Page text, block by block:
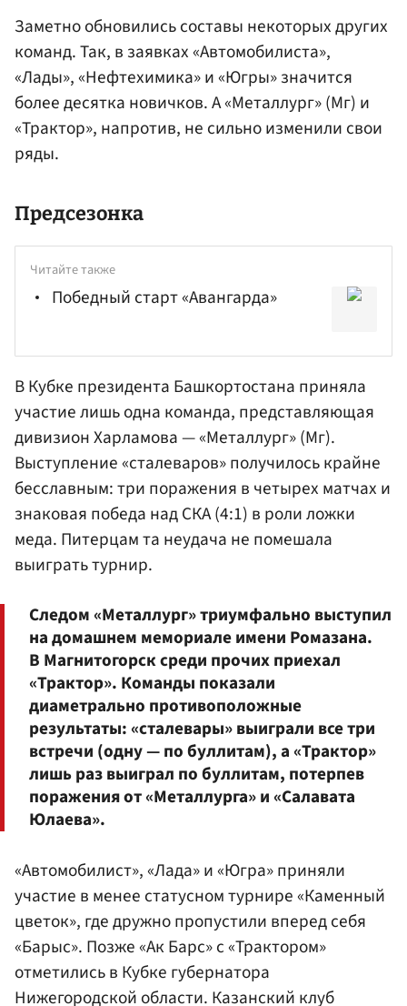
Заметно обновились составы некоторых других
команд. Так, в заявках «Автомобилиста»,
«Лады», «Нефтехимика» и «Югры» значится
более десятка новичков. А «Металлург» (Мг) и
«Трактор», напротив, не сильно изменили свои
ряды.
Предсезонка
Читайте также
Победный старт «Авангарда»
В Кубке президента Башкортостана приняла
участие лишь одна команда, представляющая
дивизион Харламова — «Металлург» (Мг).
Выступление «сталеваров» получилось крайне
бесславным: три поражения в четырех матчах и
знаковая победа над СКА (4:1) в роли ложки
меда. Питерцам та неудача не помешала
выиграть турнир.
Следом «Металлург» триумфально выступил
на домашнем мемориале имени Ромазана.
В Магнитогорск среди прочих приехал
«Трактор». Команды показали
диаметрально противоположные
результаты: «сталевары» выиграли все три
встречи (одну — по буллитам), а «Трактор»
лишь раз выиграл по буллитам, потерпев
поражения от «Металлурга» и «Салавата
Юлаева».
«Автомобилист», «Лада» и «Югра» приняли
участие в менее статусном турнире «Каменный
цветок», где дружно пропустили вперед себя
«Барыс». Позже «Ак Барс» с «Трактором»
отметились в Кубке губернатора
Нижегородской области. Казанский клуб